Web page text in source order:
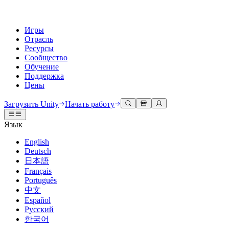
Игры
Отрасль
Ресурсы
Сообщество
Обучение
Поддержка
Цены
Движок Unity
Создавайте 2D и 3D игры для любой платформы
Совместная работа
Сотрудничайте и быстро вносите изменения с вашей командой
Загрузить Unity
Тарифы и цены
Развертывание
Многоплатформенность
3D сотрудничество
Создавайте и просматривайте 3D проекты в реальном времени
Иммерсивное обучение
Обучение в иммерсивных средах
Пользовательские опыты
Создавайте интерактивные 3D опыты
Отрасли
Производство
Документация
Инструменты для разработчиков
Версии релизов и трекер проблем
План развития
Обзор предстоящих функций
Глоссарий
Обсуждения
События
Глобальные и местные события
Истории сообщества
Made with Unity
Показ Unity-креаторов
Unity Learn
Освойте навыки Unity бесплатно
Профессиональное обучение
Повышайте уровень своей команды с тренерами Unity
Не использовали Unity раньше
С чего начать
Приступите к обучению
Основные пути Unity
Получить помощь
Помогаем вам добиться успеха с Unity
Планы успеха
Достигайте своих целей быстрее с помощью экспертов
FAQ
Ответы на часто задаваемые вопросы
Связаться с нами
Свяжитесь с нашей командой
Загрузить Unity Начать работу
Язык
English
Deutsch
日本語
Français
Português
中文
Español
Русский
한국어